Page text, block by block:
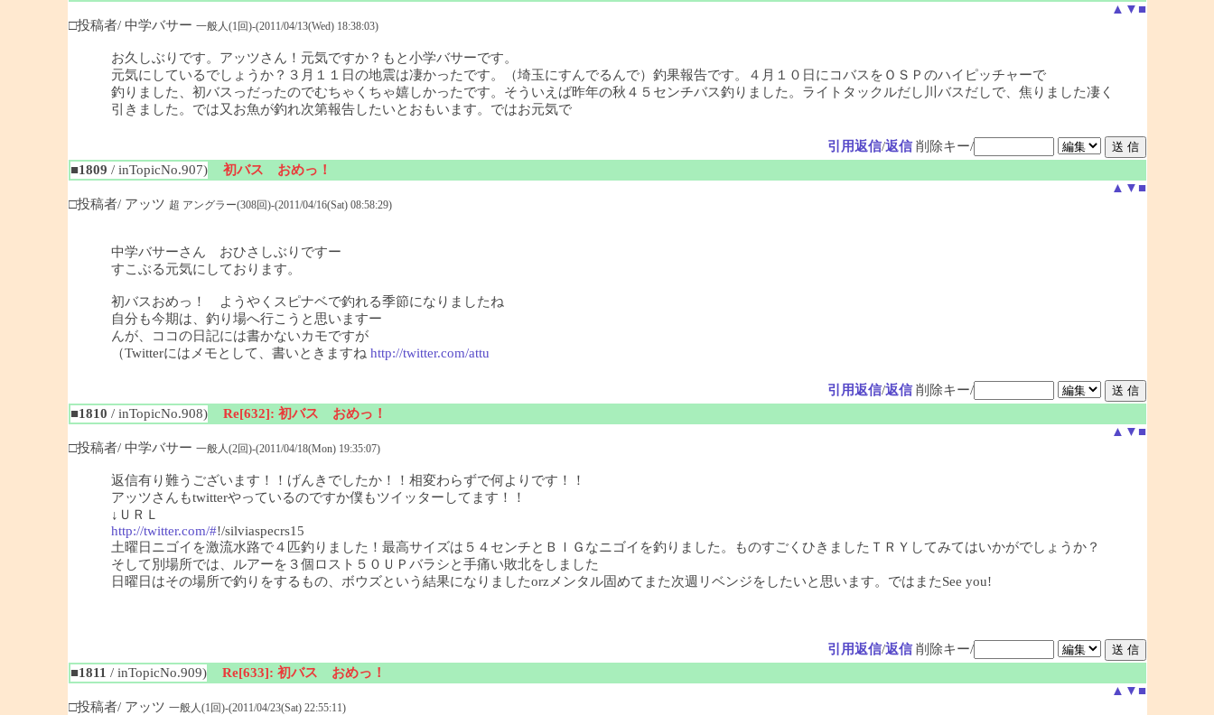
▲ ▼ ■
□投稿者/ 中学バサー 一般人(1回)-(2011/04/13(Wed) 18:38:03)
お久しぶりです。アッツさん！元気ですか？もと小学バサーです。
元気にしているでしょうか？３月１１日の地震は凄かったです。（埼玉にすんでるんで）釣果報告です。４月１０日にコバスをＯＳＰのハイピッチャーで
釣りました、初バスっだったのでむちゃくちゃ嬉しかったです。そういえば昨年の秋４５センチバス釣りました。ライトタックルだし川バスだしで、焦りました凄く
引きました。では又お魚が釣れ次第報告したいとおもいます。ではお元気で
引用返信/返信 削除キー/
■1809 / inTopicNo.907)
初バス おめっ！
▲ ▼ ■
□投稿者/ アッツ 超 アングラー(308回)-(2011/04/16(Sat) 08:58:29)
中学バサーさん おひさしぶりですー
すこぶる元気にしております。
初バスおめっ！ ようやくスピナベで釣れる季節になりましたね
自分も今期は、釣り場へ行こうと思いますー
んが、ココの日記には書かないカモですが
（Twitterにはメモとして、書いときますね http://twitter.com/attu
引用返信/返信 削除キー/
■1810 / inTopicNo.908)
Re[632]: 初バス おめっ！
▲ ▼ ■
□投稿者/ 中学バサー 一般人(2回)-(2011/04/18(Mon) 19:35:07)
返信有り難うございます！！げんきでしたか！！相変わらずで何よりです！！
アッツさんもtwitterやっているのですか僕もツイッターしてます！！
↓ＵＲＬ
http://twitter.com/#!/silviaspecrs15
土曜日ニゴイを激流水路で４匹釣りました！最高サイズは５４センチとＢＩＧなニゴイを釣りました。ものすごくひきましたＴＲＹしてみてはいかがでしょうか？
そして別場所では、ルアーを３個ロスト５０ＵＰバラシと手痛い敗北をしました
日曜日はその場所で釣りをするもの、ボウズという結果になりましたorzメンタル固めてまた次週リベンジをしたいと思います。ではまたSee you!
引用返信/返信 削除キー/
■1811 / inTopicNo.909)
Re[633]: 初バス おめっ！
▲ ▼ ■
□投稿者/ アッツ 一般人(1回)-(2011/04/23(Sat) 22:55:11)